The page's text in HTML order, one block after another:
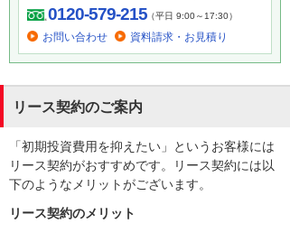
0120-579-215（平日 9:00～17:30）
お問い合わせ 資料請求・お見積り
リース契約のご案内
「初期投資費用を抑えたい」というお客様には
リース契約がおすすめです。リース契約には以
下のようなメリットがございます。
リース契約のメリット